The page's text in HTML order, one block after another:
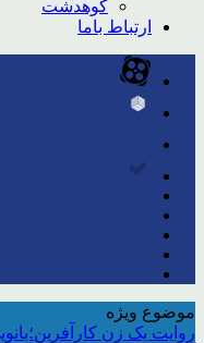
کوهدشت
ارتباط باما
موضوع ویژه
روایت یک زن